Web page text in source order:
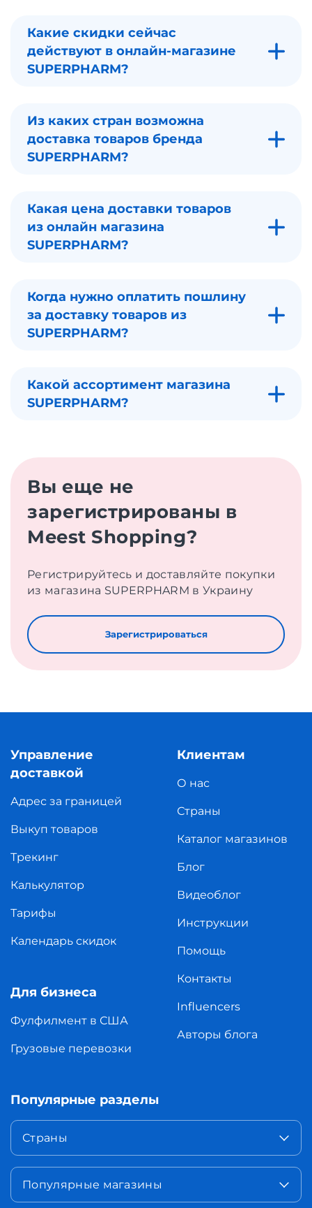
Какие скидки сейчас
действуют в онлайн-магазине
SUPERPHARM?
Из каких стран возможна
доставка товаров бренда
SUPERPHARM?
Какая цена доставки товаров
из онлайн магазина
SUPERPHARM?
Когда нужно оплатить пошлину
за доставку товаров из
SUPERPHARM?
Какой ассортимент магазина
SUPERPHARM?
Вы еще не
зарегистрированы в
Meest Shopping?
Регистрируйтесь и доставляйте покупки
из магазина SUPERPHARM в Украину
Зарегистрироваться
Управление
доставкой
Адрес за границей
Выкуп товаров
Трекинг
Калькулятор
Тарифы
Календарь скидок
Для бизнеса
Фулфилмент в США
Грузовые перевозки
Клиентам
О нас
Страны
Каталог магазинов
Блог
Видеоблог
Инструкции
Помощь
Контакты
Influencers
Авторы блога
Популярные разделы
Страны
Популярные магазины